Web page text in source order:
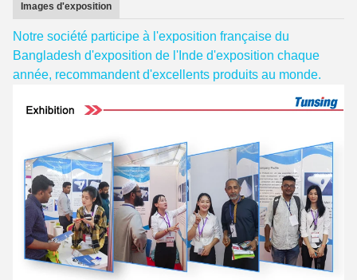
Images d'exposition
Notre société participe à l'exposition française du
Bangladesh d'exposition de l'Inde d'exposition chaque
année, recommandent d'excellents produits au monde.